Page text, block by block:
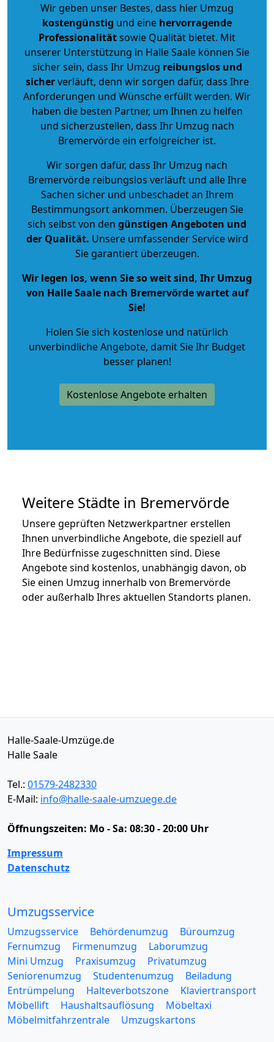
Wir geben unser Bestes, dass hier Umzug
kostengünstig und eine hervorragende
Professionalitätsowie Qualität bietet. Mit
unserer Unterstützung in Halle Saale können Sie
sicher sein, dass Ihr Umzug reibungslos und
sicherverläuft, denn wir sorgen dafür, dass Ihre
Anforderungen und Wünsche erfüllt werden. Wir
haben die besten Partner, um Ihnen zu helfen
und sicherzustellen, dass Ihr Umzug nach
Bremervörde ein erfolgreicher ist.
Wir sorgen dafür, dass Ihr Umzug nach
Bremervörde reibungslos verläuft und alle Ihre
Sachen sicher und unbeschadet an Ihrem
Bestimmungsort ankommen. Überzeugen Sie
sich selbst von den günstigen Angeboten und
der Qualität. Unsere umfassender Service wird
Sie garantiert überzeugen.
Wir legen los, wenn Sie so weit sind, Ihr Umzug
von Halle Saale nach Bremervörde wartet auf
Sie!
Holen Sie sich kostenlose und natürlich
unverbindliche Angebote, damit Sie Ihr Budget
besser planen!
Kostenlose Angebote erhalten
Weitere Städte in Bremervörde
Unsere geprüften Netzwerkpartner erstellen
Ihnen unverbindliche Angebote, die speziell auf
Ihre Bedürfnisse zugeschnitten sind. Diese
Angebote sind kostenlos, unabhängig davon, ob
Sie einen Umzug innerhalb von Bremervörde
oder außerhalb Ihres aktuellen Standorts planen.
Halle-Saale-Umzüge.de
Halle Saale
Tel.: 01579-2482330
E-Mail: info@halle-saale-umzuege.de
Öffnungszeiten: Mo - Sa: 08:30 - 20:00 Uhr
Impressum
Datenschutz
Umzugsservice
Umzugsservice Behördenumzug
Büroumzug
Fernumzug
Firmenumzug
Laborumzug
Mini Umzug
Praxisumzug
Privatumzug
Seniorenumzug
Studentenumzug
Beiladung
Entrümpelung
Halteverbotszone
Klaviertransport
Möbellift
Haushaltsauflösung
Möbeltaxi
Möbelmitfahrzentrale
Umzugskartons